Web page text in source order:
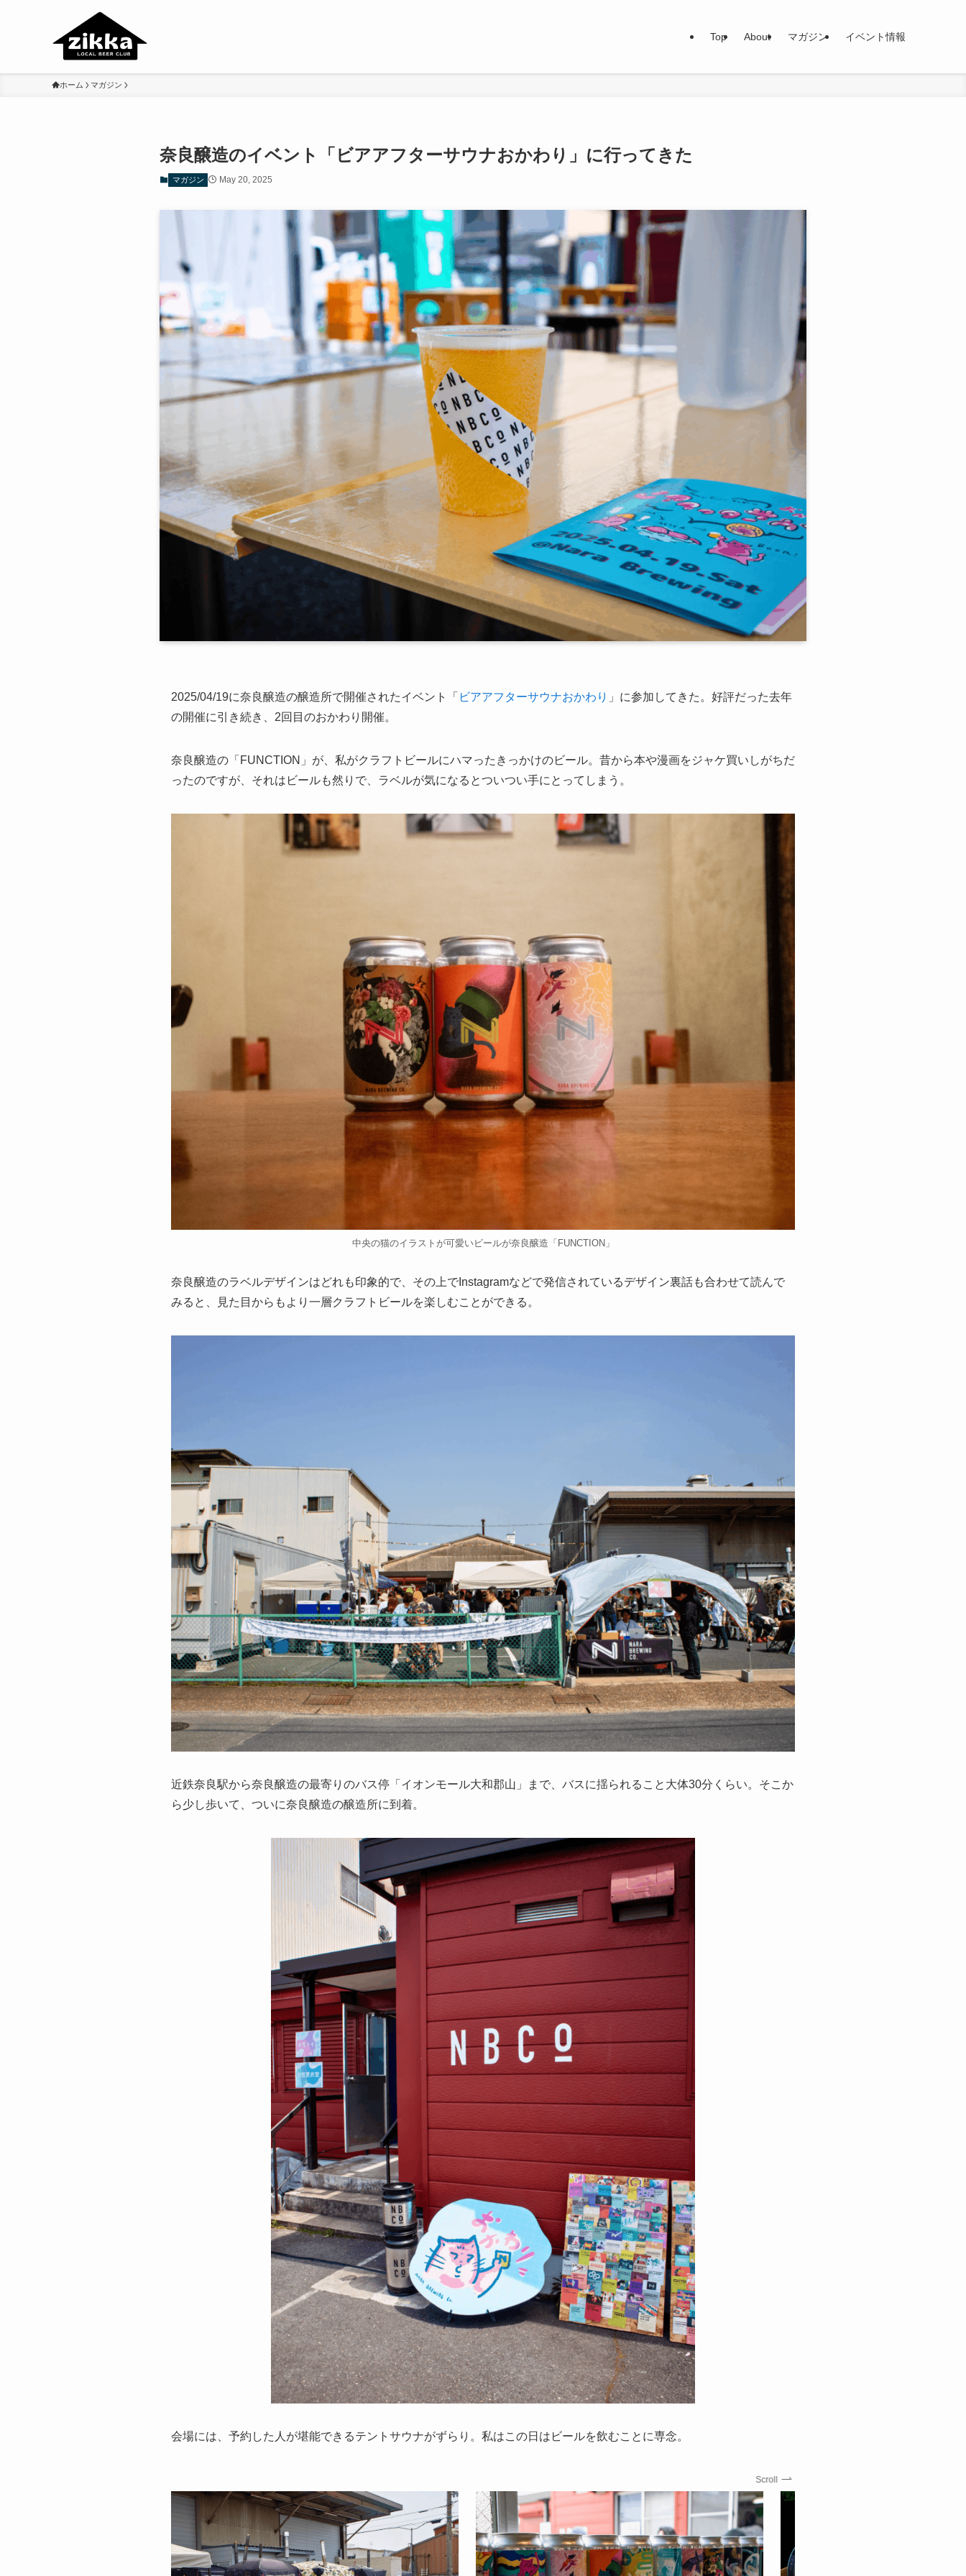
Top About マガジン イベント情報
ホーム マガジン
奈良醸造のイベント「ビアアフターサウナおかわり」に行ってきた
マガジン May 20, 2025
2025/04/19に奈良醸造の醸造所で開催されたイベント「 ビアアフターサウナおかわり 」に参加してきた。好評だった去年
の開催に引き続き、2回目のおかわり開催。
奈良醸造の「FUNCTION」が、私がクラフトビールにハマったきっかけのビール。昔から本や漫画をジャケ買いしがちだ
ったのですが、それはビールも然りで、ラベルが気になるとついつい手にとってしまう。
中央の猫のイラストが可愛いビールが奈良醸造「FUNCTION」
奈良醸造のラベルデザインはどれも印象的で、その上でInstagramなどで発信されているデザイン裏話も合わせて読んで
みると、見た目からもより一層クラフトビールを楽しむことができる。
近鉄奈良駅から奈良醸造の最寄りのバス停「イオンモール大和郡山」まで、バスに揺られること大体30分くらい。そこか
ら少し歩いて、ついに奈良醸造の醸造所に到着。
会場には、予約した人が堪能できるテントサウナがずらり。私はこの日はビールを飲むことに専念。
Scroll